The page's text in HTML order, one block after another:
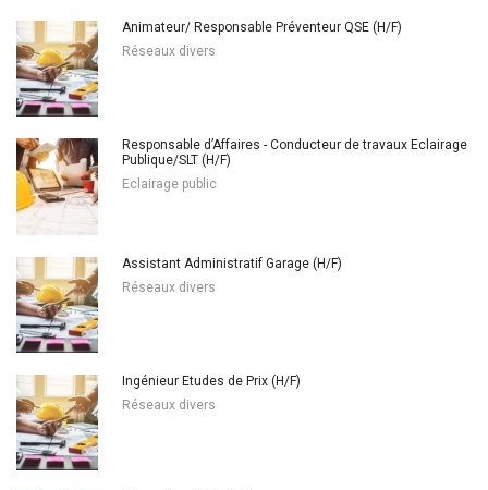
Animateur/ Responsable Préventeur QSE (H/F)
Réseaux divers
Responsable d’Affaires - Conducteur de travaux Eclairage
Publique/SLT (H/F)
Eclairage public
Assistant Administratif Garage (H/F)
Réseaux divers
Ingénieur Etudes de Prix (H/F)
Réseaux divers